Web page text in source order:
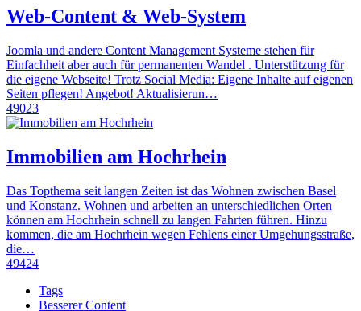
Web-Content & Web-System
Joomla und andere Content Management Systeme stehen für
Einfachheit aber auch für permanenten Wandel . Unterstützung für
die eigene Webseite! Trotz Social Media: Eigene Inhalte auf eigenen
Seiten pflegen! Angebot! Aktualisierun…
49023
Immobilien am Hochrhein
Das Topthema seit langen Zeiten ist das Wohnen zwischen Basel
und Konstanz. Wohnen und arbeiten an unterschiedlichen Orten
können am Hochrhein schnell zu langen Fahrten führen. Hinzu
kommen, die am Hochrhein wegen Fehlens einer Umgehungsstraße,
die…
49424
Tags
Besserer Content